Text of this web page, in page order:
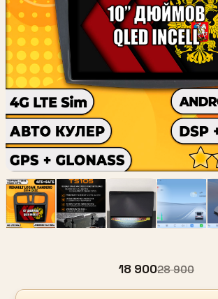
18 90028 900